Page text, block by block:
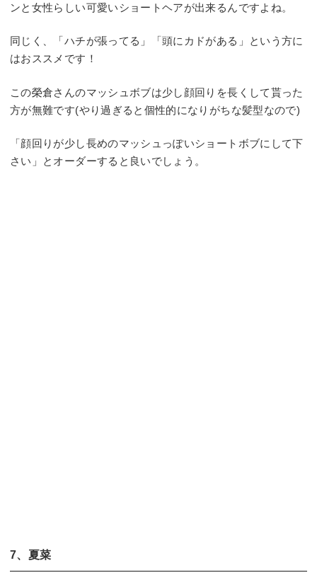
ンと女性らしい可愛いショートヘアが出来るんですよね。
同じく、「ハチが張ってる」「頭にカドがある」という方に
はおススメです！
この榮倉さんのマッシュボブは少し顔回りを長くして貰った
方が無難です(やり過ぎると個性的になりがちな髪型なので)
「顔回りが少し長めのマッシュっぽいショートボブにして下
さい」とオーダーすると良いでしょう。
7、夏菜